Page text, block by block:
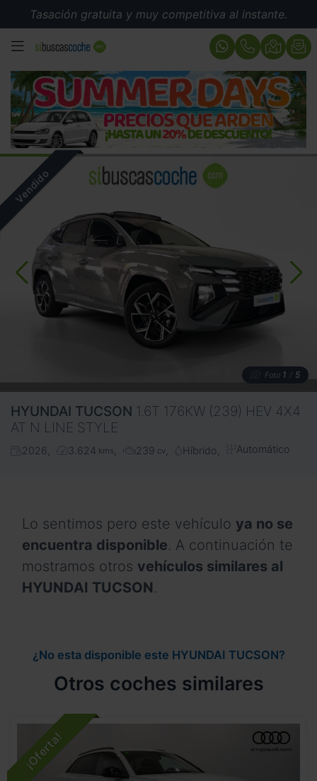
Tasación gratuita y muy competitiva al instante.
MENÚ
Foto 1 / 5
HYUNDAI TUCSON 1.6T 176KW (239) HEV 4X4
AT N LINE STYLE
2026 3.624 kms 239 cv Híbrido Automático
Lo sentimos pero este vehículo ya no se
encuentra disponible. A continuación te
mostramos otros vehículos similares al
HYUNDAI TUCSON.
¿No esta disponible este HYUNDAI TUCSON?
Otros coches similares